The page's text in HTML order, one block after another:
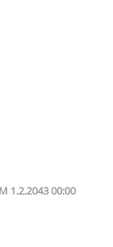
1.2.2043 00:00